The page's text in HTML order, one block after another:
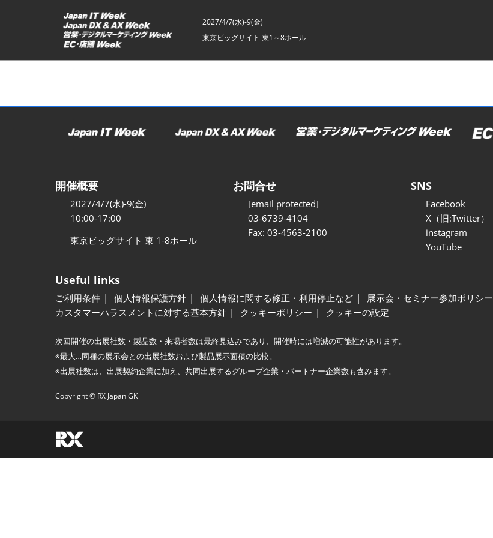
ッ
2027/4/7(水)-9(金)
東京ビッグサイト 東1～8ホール
開催概要
2027/4/7(水)-9(金)
10:00-17:00
東京ビッグサイト 東 1-8ホール
お問合せ
[email protected]
03-6739-4104
Fax: 03-4563-2100
SNS
Facebook
X（旧:Twitter）
instagram
YouTube
Useful links
ご利用条件 個人情報保護方針 個人情報に関する修正・利用停止など 展示会・セミナー参加ポリシー
カスタマーハラスメントに対する基本方針
クッキーポリシー クッキーの設定
次回開催の出展社数・製品数・来場者数は最終見込みであり、開催時には増減の可能性があります。
※最大…同種の展示会との出展社数および製品展示面積の比較。
※出展社数は、出展契約企業に加え、共同出展するグループ企業・パートナー企業数も含みます。
Copyright © RX Japan GK